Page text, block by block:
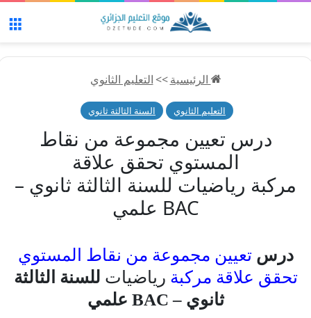
الرئيسية >>التعليم الثانوي
التعليم الثانوي السنة الثالثة ثانوي
درس تعيين مجموعة من نقاط
المستوي تحقق علاقة
مركبة رياضيات للسنة الثالثة ثانوي –
BAC علمي
درس تعيين مجموعة من نقاط المستوي
تحقق علاقة مركبة رياضيات للسنة الثالثة
ثانوي – BAC علمي